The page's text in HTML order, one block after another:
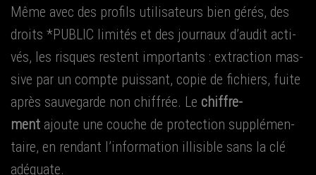
Même avec des pro­fils uti­li­sa­teurs bien gérés, des
droits *PUBLIC limi­tés et des jour­naux d’audit acti­
vés, les risques res­tent impor­tants : extrac­tion mas­
sive par un compte puis­sant, copie de fichiers, fuite
après sau­ve­garde non chif­frée. Le chif­fre­
ment ajoute une couche de pro­tec­tion sup­plé­men­
taire, en ren­dant l’information illi­sible sans la clé
adéquate.